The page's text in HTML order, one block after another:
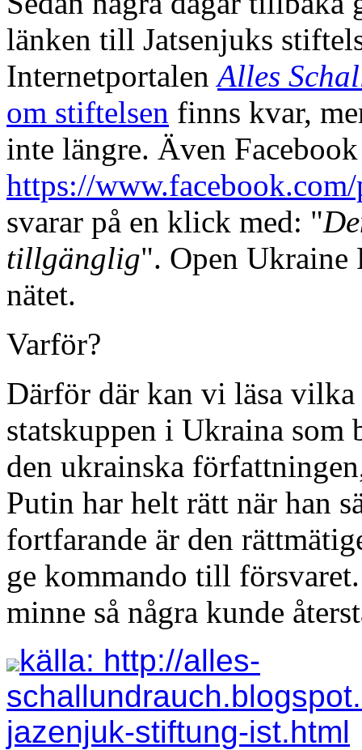
länken till Jatsenjuks
InternetportalenAlles
om stiftelsen finns kvar,
inte längre. Även
https://
svarar på en klick med: "
tillgänglig". Open Ukraine
nätet.
Varför?
Därför där kan vi läsa
statskuppen i Ukraina som
den ukrainska
Putin har helt rätt när han
fortfarande är den
ge kommando till
minne så några kunde
källa: http://alles-
jazenjuk-stiftung-ist.html